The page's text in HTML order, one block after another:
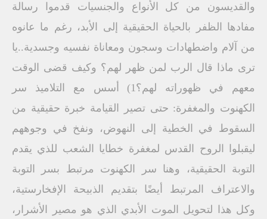
والقديسون من كل الأنواع والجنسيات قدموا رسالة
مفادها الظفر بالحياة الحقيقية إلى الأبد، رغم ما عانوه
من آلام واضطهادات وسجون ومعاناة نفسيه وجسدية..يا
ترى ماذا قال الرب لمن ظهر لهم؟ وكيف قضى الوقت
معهم في ظهوراته لهم؟1) أسس مع التلاميذ سر
الكهنوت والمغفرة: حتى تصير القيامة خبرة حقيقية من
السقوط في الخطية إلى النهوض، ونفخ في وجوههم
ليقبلوا الروح القدس لمغفرة خطايا الشعب للذي يقدم
التوبة الحقيقية، وهنا سر الكهنوت مرتبط بسر التوبة
والاعتراف المرتبط أيضًا بتقديم الذبيحة الإفخارستية،
وكل هذا لتحويل الموت الأبدي الذي هو مصير الأشرار،